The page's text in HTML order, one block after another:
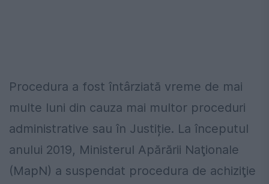
Procedura a fost întârziată vreme de mai
multe luni din cauza mai multor proceduri
administrative sau în Justiție. La începutul
anului 2019, Ministerul Apărării Naţionale
(MapN) a suspendat procedura de achiziţie